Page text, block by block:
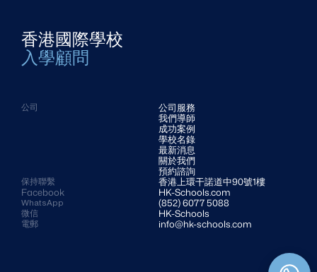
公司
公司服務
我們導師
成功案例
學校名錄
最新消息
關於我們
預約諮詢
保持聯繫
香港上環干諾道中90號1樓
Facebook
HK-Schools.com
WhatsApp (852) 6077 5088
微信 HK-Schools
電郵 info@hk-schools.com
香港國際學校
入學顧問